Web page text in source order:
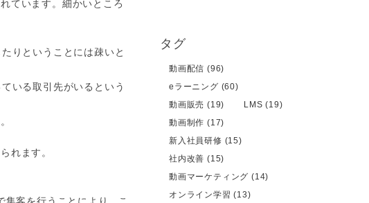
ています。細かいところ
りということには疎いと
いる取引先がいるという
れます。
客を行うことにより、こ
タグ
動画配信 (96)
eラーニング (60)
動画販売 (19)
LMS (19)
動画制作 (17)
新入社員研修 (15)
社内改善 (15)
動画マーケティング (14)
オンライン学習 (13)